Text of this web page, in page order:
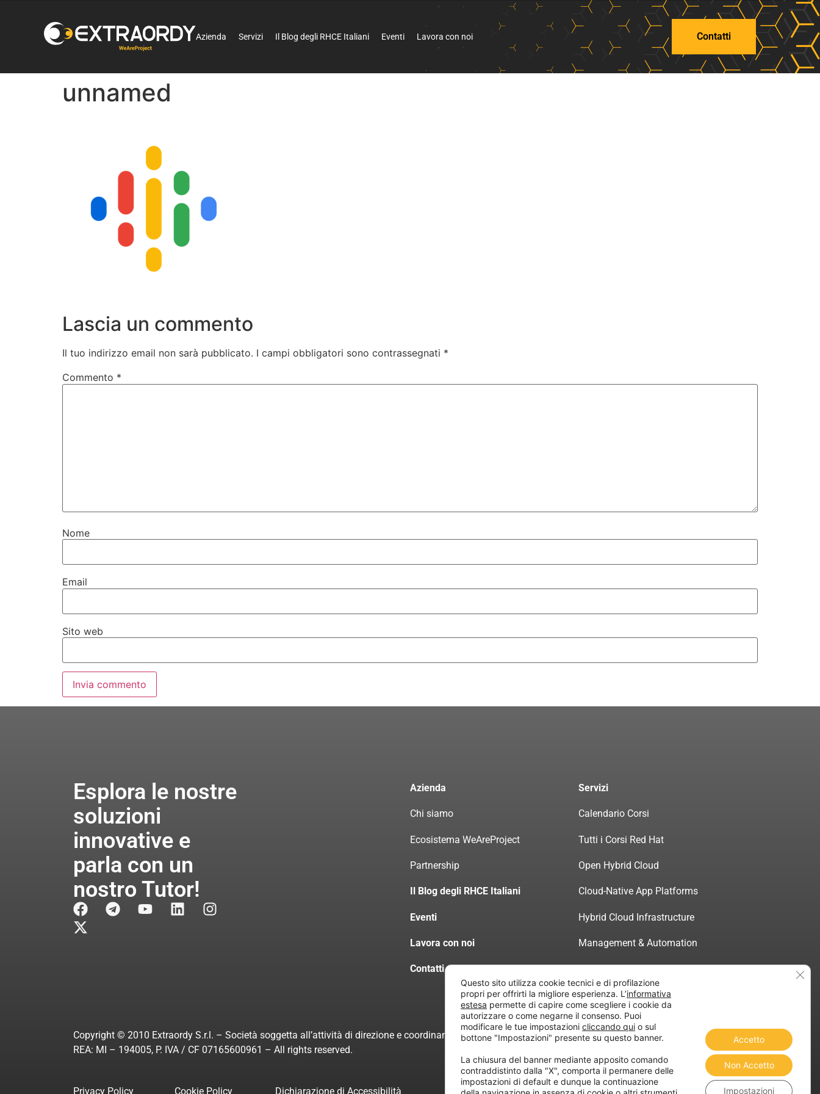
Azienda Servizi Il Blog degli RHCE Italiani Eventi Lavora con noi Contatti
unnamed
Lascia un commento
Il tuo indirizzo email non sarà pubblicato. I campi obbligatori sono contrassegnati *
Commento *
Nome
Email
Sito web
Esplora le nostre
soluzioni
innovative e
parla con un
nostro Tutor!
Azienda
Chi siamo
Ecosistema WeAreProject
Partnership
Il Blog degli RHCE Italiani
Eventi
Lavora con noi
Contatti
Servizi
Calendario Corsi
Tutti i Corsi Red Hat
Open Hybrid Cloud
Cloud-Native App Platforms
Hybrid Cloud Infrastructure
Management & Automation
Servizi di Consulenza Certificata
Copyright © 2010 Extraordy S.r.l. – Società soggetta all’attività di direzione e coordinamento di “Project Informatica”
REA: MI – 194005, P. IVA / CF 07165600961 – All rights reserved.
Privacy Policy Cookie Policy Dichiarazione di Accessibilità
Questo sito utilizza cookie tecnici e di profilazione
propri per offrirti la migliore esperienza. L’informativa
estesa permette di capire come scegliere i cookie da
autorizzare o come negarne il consenso. Puoi
modificare le tue impostazioni cliccando qui o sul
bottone "Impostazioni" presente su questo banner.
La chiusura del banner mediante apposito comando
contraddistinto dalla "X", comporta il permanere delle
impostazioni di default e dunque la continuazione
Accetto
Non Accetto
Impostazioni